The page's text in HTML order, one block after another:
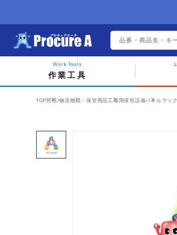
作業工具
TOP照明/物流物流・保管用品工場用保管設備パネルラック